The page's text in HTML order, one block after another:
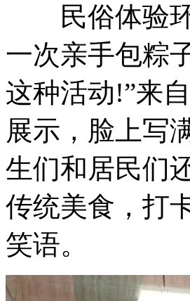
民俗体验环
一次亲手包粽
这种活动!”来
展示，脸上写
生们和居民们
传统美食，打
笑语。